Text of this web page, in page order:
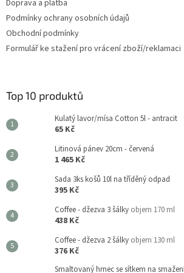
Doprava a platba
Podmínky ochrany osobních údajů
Obchodní podmínky
Formulář ke stažení pro vrácení zboží/reklamaci
Top 10 produktů
Kulatý lavor/mísa Cotton 5l - antracit
65 Kč
Litinová pánev 20cm - červená
1 465 Kč
Sada 3ks košů 10l na tříděný odpad
395 Kč
Coffee - džezva 3 šálky objem 170 ml
438 Kč
Coffee - džezva 2 šálky objem 130 ml
376 Kč
Smaltovaný hrnec se sítkem na